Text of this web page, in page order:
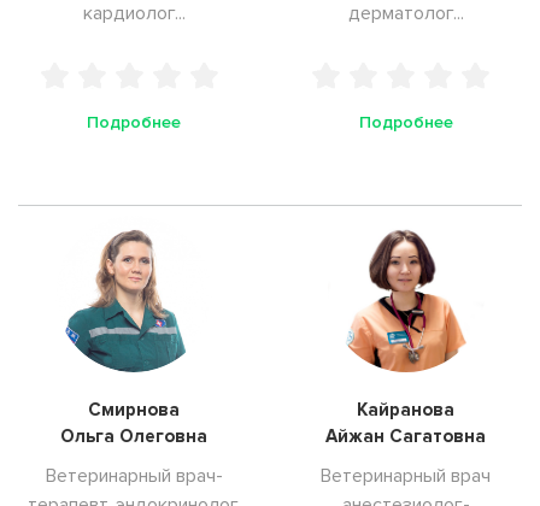
кардиолог...
Подробнее
дерматолог...
Подробнее
Смирнова
Ольга Олеговна
Ветеринарный врач-
Кайранова
Айжан Сагатовна
Ветеринарный врач